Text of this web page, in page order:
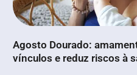
Agosto Dourado:
vínculos e reduz riscos à